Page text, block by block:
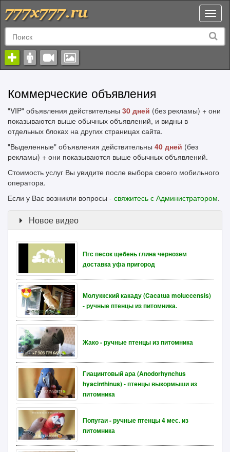
Коммерческие объявления
"VIP" объявления действительны 30 дней (без рекламы) + они
показываются выше обычных объявлений, и видны в
отдельных блоках на других страницах сайта.
"Выделенные" объявления действительны 40 дней (без
рекламы) + они показываются выше обычных объявлений.
Стоимость услуг Вы увидите после выбора своего мобильного
оператора.
Если у Вас возникли вопросы - свяжитесь с Администратором.
Новое видео
Пгс песок щебень глина чернозем
доставка уфа пригород
Молуккский какаду (Cacatua moluccensis)
- ручные птенцы из питомника.
Жако - ручные птенцы из питомника
Гиацинтовый ара (Anodorhynchus
hyacinthinus) - птенцы выкормыши из
питомника
Попугаи - ручные птенцы 4 мес. из
питомника